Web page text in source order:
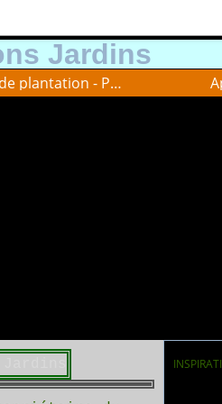
Conseils de plantation - Plantations advise